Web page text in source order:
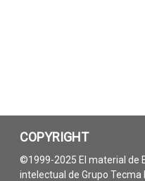
COPYRIGHT
©1999-2025 El material de
intelectual de Grupo Tecma